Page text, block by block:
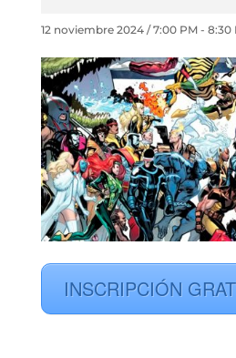
12 noviembre 2024 / 7:00 PM- 8:30
INSCRIPCIÓN